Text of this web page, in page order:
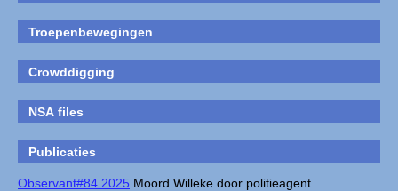
Troepenbewegingen
Crowddigging
NSA files
Publicaties
Observant#84 2025 Moord Willeke door politieagent